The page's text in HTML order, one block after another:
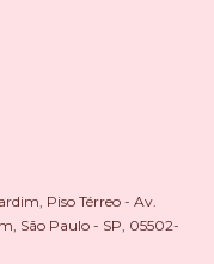
Piso Térreo - Av.
São Paulo - SP, 05502-